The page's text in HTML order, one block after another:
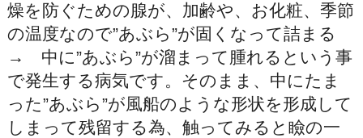
燥を防ぐための腺が、加齢や、お化粧、季節
の温度なので”あぶら”が固くなって詰まる
→ 中に”あぶら”が溜まって腫れるという事
で発生する病気です。そのまま、中にたま
った”あぶら”が風船のような形状を形成して
しまって残留する為、触ってみると瞼の一